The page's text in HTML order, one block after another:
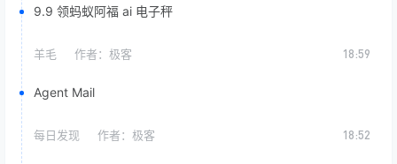
9.9 领蚂蚁阿福 ai 电子秤
羊毛 作者： 极客 18:59
Agent Mail
每日发现 作者： 极客 18:52